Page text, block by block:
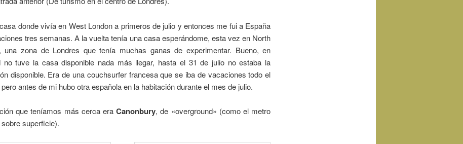
donde vivía en West London a primeros de julio y entonces me fui a España
tres semanas. A la vuelta tenía una casa esperándome, esta vez en North
una zona de Londres que tenía muchas ganas de experimentar. Bueno, en
no tuve la casa disponible nada más llegar, hasta el 31 de julio no estaba la
disponible. Era de una couchsurfer francesa que se iba de vacaciones todo el
antes de mi hubo otra española en la habitación durante el mes de julio.
que teníamos más cerca eraCanonbury, de «overground» (como el metro
superficie).